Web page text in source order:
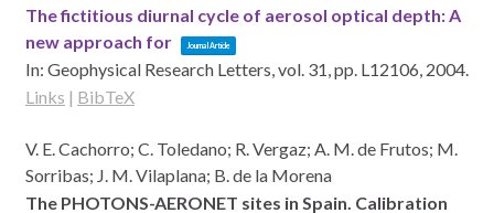
The fictitious diurnal cycle of aerosol optical depth: A
new approach for
Journal Article
In: Geophysical Research Letters,vol. 31,pp. L12106, 2004.
Links | BibTeX
V. E. Cachorro; C. Toledano; R. Vergaz; A. M. de Frutos; M.
Sorribas; J. M. Vilaplana; B. de la Morena
The PHOTONS-AERONET sites in Spain. Calibration